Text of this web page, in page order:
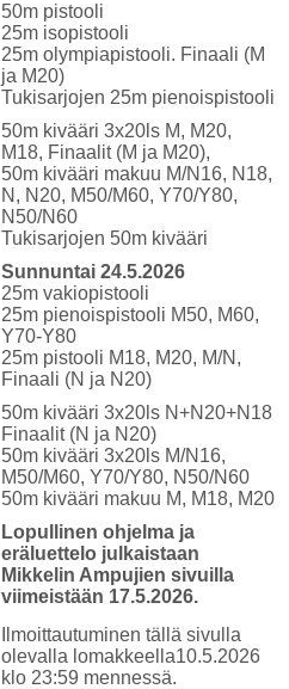
50m pistooli
25m isopistooli
25m olympiapistooli. Finaali (M
ja M20)
Tukisarjojen 25m pienoispistooli
50m kivääri 3x20ls M, M20,
M18, Finaalit (M ja M20),
50m kivääri makuu M/N16, N18,
N, N20, M50/M60, Y70/Y80,
N50/N60
Tukisarjojen 50m kivääri
Sunnuntai 24.5.2026
25m vakiopistooli
25m pienoispistooli M50, M60,
Y70-Y80
25m pistooli M18, M20, M/N,
Finaali (N ja N20)
50m kivääri 3x20ls N+N20+N18
Finaalit (N ja N20)
50m kivääri 3x20ls M/N16,
M50/M60, Y70/Y80, N50/N60
50m kivääri makuu M, M18, M20
Lopullinen ohjelma ja
eräluettelo julkaistaan
Mikkelin Ampujien sivuilla
viimeistään 17.5.2026.
Ilmoittautuminen tällä sivulla
olevalla lomakkeella10.5.2026
klo 23:59 mennessä.